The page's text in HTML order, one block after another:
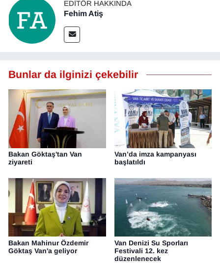
EDITÖR HAKKINDA
Fehim Atiş
Bunlar da ilginizi çekebilir
Bakan Göktaş'tan Van
ziyareti
Van’da imza kampanyası
başlatıldı
Bakan Mahinur Özdemir
Göktaş Van'a geliyor
Van Denizi Su Sporları
Festivali 12. kez
düzenlenecek